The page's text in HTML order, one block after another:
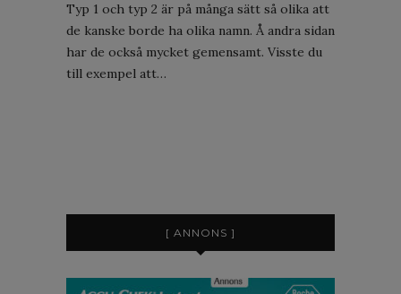
Typ 1 och typ 2 är på många sätt så olika att
de kanske borde ha olika namn. Å andra sidan
har de också mycket gemensamt. Visste du
till exempel att…
[ ANNONS ]